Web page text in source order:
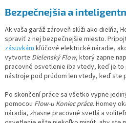
Bezpečnejšia a
Ak vaša garáž zároveň slúži ako dielňa,
spraviť z nej bezpečnejšie miesto.
zásuvkámkľúčové elektrické náradie,
vytvorte Dielenský Flow, ktorý zapne
pracovné osvetlenie iba vtedy, keď je to
nástroje pod prúdom len vtedy, keď ste
Po skončení práce sa všetko vypne
pomocou Flow-u Koniec práce. Homey
náradia, zhasne pracovné svetlá a